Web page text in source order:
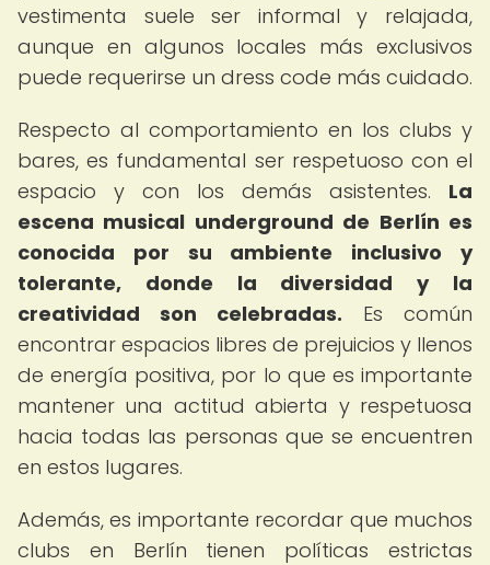
vestimenta suele ser informal y relajada,
aunque en algunos locales más exclusivos
puede requerirse un dress code más cuidado.
Respecto al comportamiento en los clubs y
bares, es fundamental ser respetuoso con el
espacio y con los demás asistentes. La
escena musical underground de Berlín es
conocida por su ambiente inclusivo y
tolerante, donde la diversidad y la
creatividad son celebradas. Es común
encontrar espacios libres de prejuicios y llenos
de energía positiva, por lo que es importante
mantener una actitud abierta y respetuosa
hacia todas las personas que se encuentren
en estos lugares.
Además, es importante recordar que muchos
clubs en Berlín tienen políticas estrictas